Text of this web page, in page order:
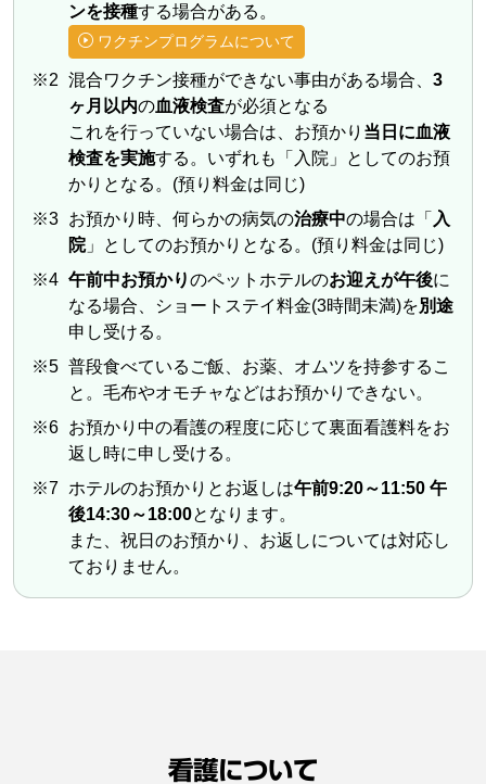
ンを接種する場合がある。
ワクチンプログラムについて
※2 混合ワクチン接種ができない事由がある場合、3
ヶ月以内の血液検査が必須となる
これを行っていない場合は、お預かり 当日に血液
検査を実施する。いずれも「入院」としてのお預
かりとなる。(預り料金は同じ)
※3 お預かり時、何らかの病気の治療中の場合は「 入
院」としてのお預かりとなる。(預り料金は同じ)
※4 午前中お預かりのペットホテルのお迎えが午後に
なる場合、ショートステイ料金(3時間未満)を別途
申し受ける。
※5 普段食べているご飯、お薬、オムツを持参するこ
と。毛布やオモチャなどはお預かりできない。
※6 お預かり中の看護の程度に応じて裏面看護料をお
返し時に申し受ける。
※7 ホテルのお預かりとお返しは午前9:20～11:50 午
後14:30～18:00となります。
また、祝日のお預かり、お返しについては対応し
ておりません。
看護について